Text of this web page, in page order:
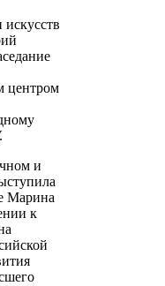
центром
и
Марина
к